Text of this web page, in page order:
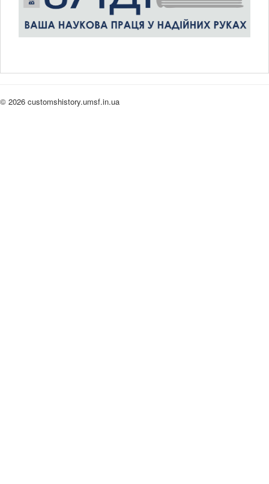
© 2026 customshistory.umsf.in.ua